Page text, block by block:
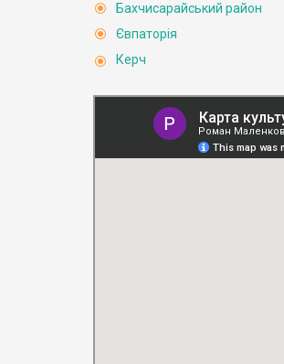
Бахчисарайський район
Євпаторія
Керч